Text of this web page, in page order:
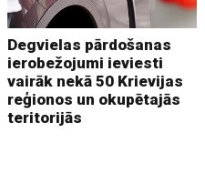
Degvielas pārdošanas
ierobežojumi ieviesti
vairāk nekā 50 Krievijas
reģionos un okupētajās
teritorijās